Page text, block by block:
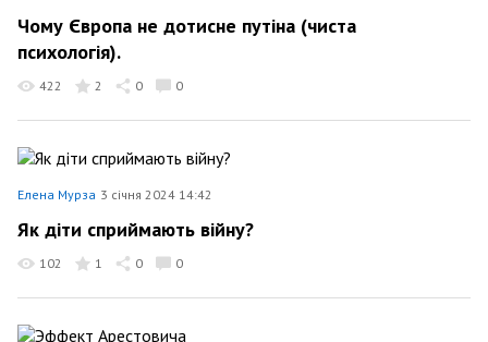
Чому Європа не дотисне путіна (чиста
психологія).
422 2 0 0
Елена Мурза 3 січня 2024 14:42
Як діти сприймають війну?
102 1 0 0